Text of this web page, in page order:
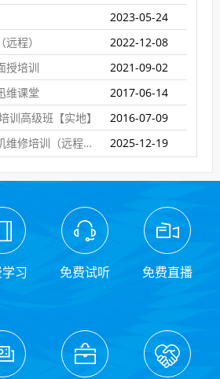
2023-05-24
程）
2022-12-08
授培训
2021-09-02
维课堂
2017-06-14
训高级班【实地】
2016-07-09
苹果手机、安卓手机维修培训（远程网络班）
2025-12-19
习 免费试听 免费直播